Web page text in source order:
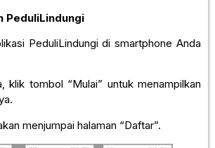
PeduliLindungi
PeduliLindungi di smartphone Anda
klik tombol “Mulai” untuk menampilkan
menjumpai halaman “Daftar”.